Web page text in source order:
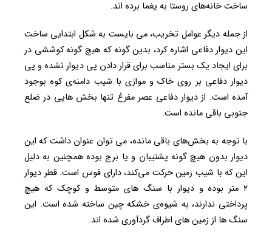
ساخت خانه‌های روستا به یغما برده اند.
از جمله دیگر عوامل تخریب، می بایست به شکل ابتدایی ساخت
این دیوار دفاعی اشاره کرد، بدین گونه که هیچ گونه کوششی در
برای ایجاد یک بستر مناسب برای قرار دادن پی دیوار نشده و پی
دیوار دفاعی بر روی خاک و موازی با شیب دامنه‌ی کوه بوجود
آمده است. از دیوار دفاعی عصر مفرغ تنها بخش هایی در ضلع
جنوبی باقی مانده است.
با توجه به بخش‌های باقی مانده، می توان عنوان داشت که این
دیوار بدون هیچ گونه پشتیبان و یا برج بوده همچنین به دلیل
این که با شیب زمین حرکت می‌کند، دارای قوس است. قطر دیوار
۲ متر بوده و دیوار با سنگ های متوسط و کوچک که هیچ
پرداختی ندارند، به شیوه‌ی خشکه چین ساخته شده است. این
سنگ ها از زمین های اطراف گردآوری شده اند.